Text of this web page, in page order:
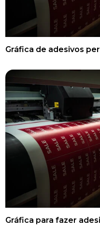
Gráfica de adesivos
Gráfica para fazer